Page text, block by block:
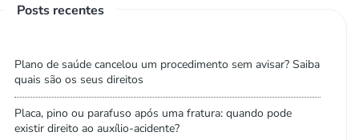
Posts recentes
Plano de saúde cancelou um procedimento sem avisar? Saiba
quais são os seus direitos
Placa, pino ou parafuso após uma fratura: quando pode
existir direito ao auxílio-acidente?